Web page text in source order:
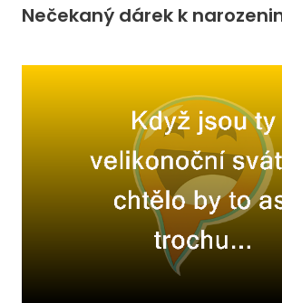
Nečekaný dárek k